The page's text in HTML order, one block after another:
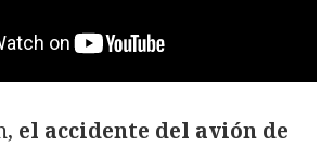
el accidente del avión de